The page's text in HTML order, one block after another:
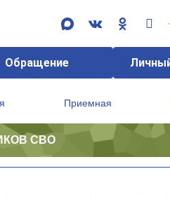
Обращение
Приемная
СВО